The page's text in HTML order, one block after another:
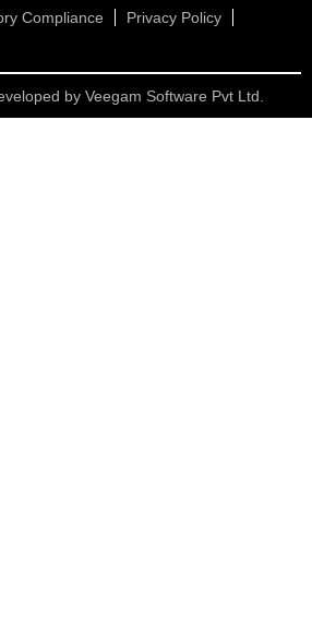
Compliance
Privacy Policy
by Veegam Software Pvt Ltd.